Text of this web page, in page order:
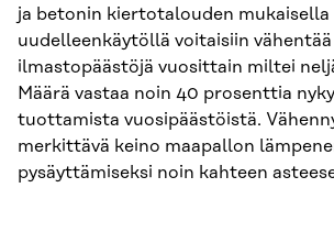
ja betonin kiertotalouden mukaisella
uudelleenkäytöllä voitaisiin
ilmastopäästöjä vuosittain miltei
Määrä vastaa noin 40 prosenttia
tuottamista vuosipäästöistä.
merkittävä keino maapallon
pysäyttämiseksi noin kahteen